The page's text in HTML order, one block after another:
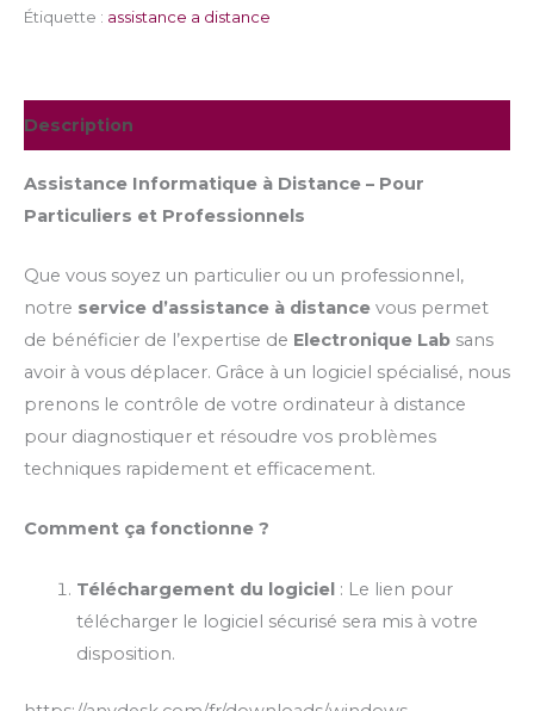
Étiquette : assistance a distance
Description
Assistance Informatique à Distance – Pour
Particuliers et Professionnels
Que vous soyez un particulier ou un professionnel,
notre service d’assistance à distance vous permet
de bénéficier de l’expertise de Electronique Lab sans
avoir à vous déplacer. Grâce à un logiciel spécialisé, nous
prenons le contrôle de votre ordinateur à distance
pour diagnostiquer et résoudre vos problèmes
techniques rapidement et efficacement.
Comment ça fonctionne ?
Téléchargement du logiciel: Le lien pour
télécharger le logiciel sécurisé sera mis à votre
disposition.